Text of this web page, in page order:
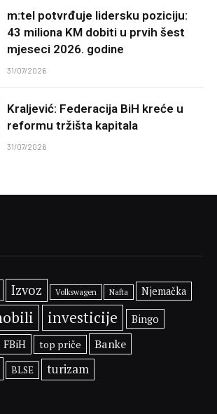
m:tel potvrđuje lidersku poziciju:
43 miliona KM dobiti u prvih šest
mjeseci 2026. godine
31/07/2026
Kraljević: Federacija BiH kreće u
reformu tržišta kapitala
31/07/2026
Izvoz Volkswagen Nafta Njemačka
investicije Bingo
top priče Banke
BLSE turizam